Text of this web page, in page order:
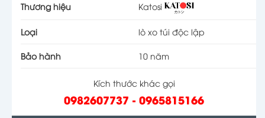
Thương hiệu Katosi
Loại lò xo túi độc lập
Bảo hành 10 năm
Kích thước khác gọi
0982607737 - 0965815166